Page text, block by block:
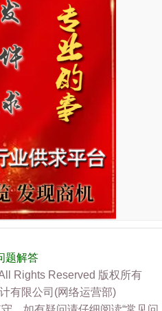
题解答
Rights Reserved 版权所有
有限公司(网络运营部)